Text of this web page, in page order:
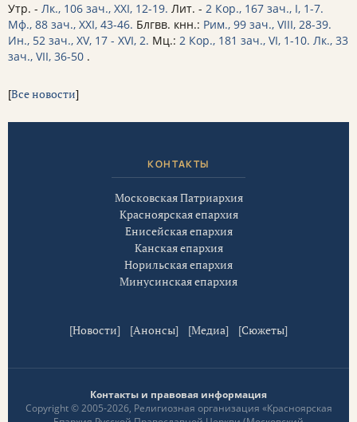
Утр. - Лк., 106 зач., XXI, 12-19. Лит. - 2 Кор., 167 зач., I, 1-7.
Мф., 88 зач., XXI, 43-46. Блгвв. кнн.: Рим., 99 зач., VIII, 28-39.
Ин., 52 зач., XV, 17 - XVI, 2. Мц.: 2 Кор., 181 зач., VI, 1-10. Лк., 33
зач., VII, 36-50 .
[Все новости]
КОНТАКТЫ
Московская Патриархия
Красноярская епархия
Енисейская епархия
Канская епархия
Норильская епархия
Минусинская епархия
[Новости] [Анонсы] [Медиа] [Сюжеты]
Контакты и правовая информация
Copyright © 2005-2026, Религиозная организация «Красноярская